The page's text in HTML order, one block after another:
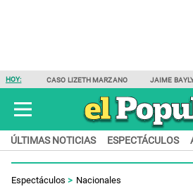
HOY: CASO LIZETH MARZANO JAIME
ÚLTIMAS NOTICIAS ESPECTÁCULOS
Espectáculos Nacionales